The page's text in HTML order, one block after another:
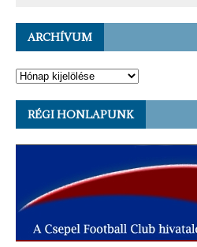
ARCHÍVUM
RÉGI HONLAPUNK